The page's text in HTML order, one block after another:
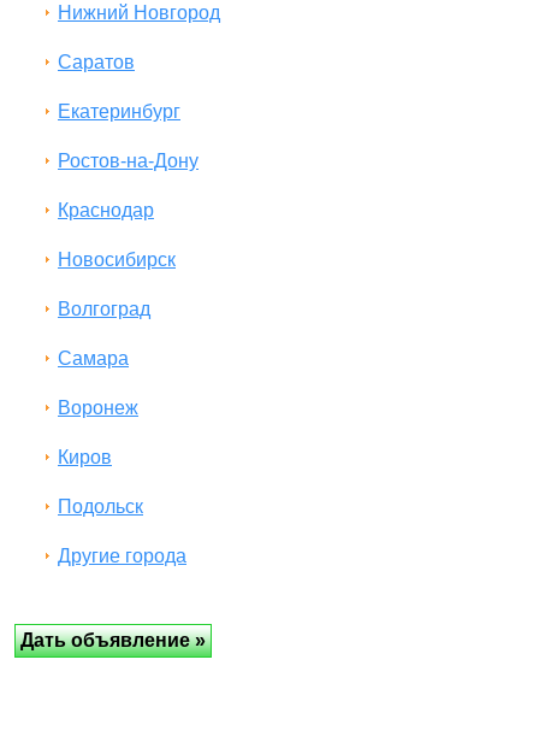
Нижний Новгород
Саратов
Екатеринбург
Ростов-на-Дону
Краснодар
Новосибирск
Волгоград
Самара
Воронеж
Киров
Подольск
Другие города